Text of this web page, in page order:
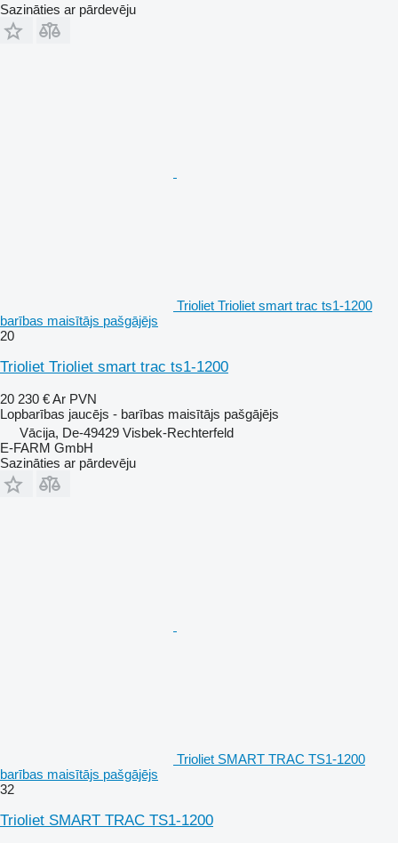
Sazināties ar pārdevēju
Trioliet Trioliet smart trac ts1-1200
barības maisītājs pašgājējs
20
Trioliet Trioliet smart trac ts1-1200
20 230 €Ar PVN
Lopbarības jaucējs - barības maisītājs pašgājējs
Vācija, De-49429 Visbek-Rechterfeld
E-FARM GmbH
Sazināties ar pārdevēju
Trioliet SMART TRAC TS1-1200
barības maisītājs pašgājējs
32
Trioliet SMART TRAC TS1-1200